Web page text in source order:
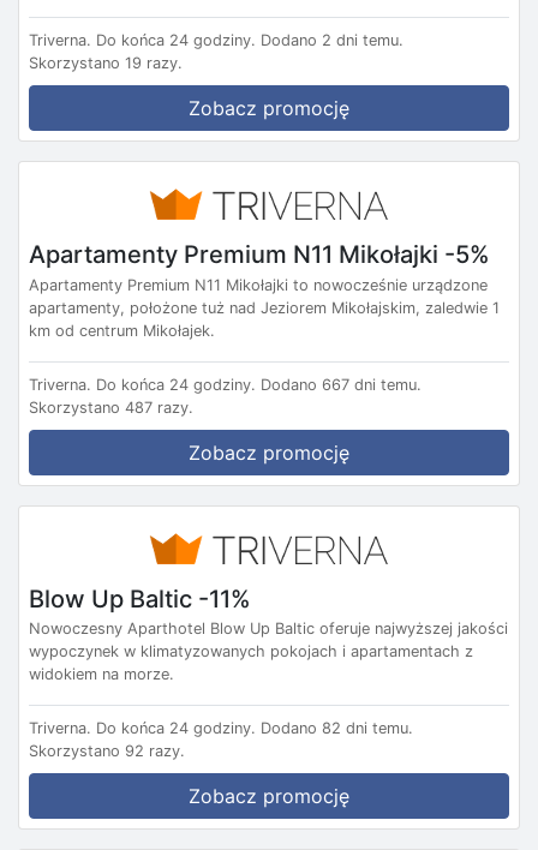
Triverna. Do końca 24 godziny. Dodano 2 dni temu.
Skorzystano 19 razy.
Zobacz promocję
Apartamenty Premium N11 Mikołajki -5%
Apartamenty Premium N11 Mikołajki to nowocześnie urządzone
apartamenty, położone tuż nad Jeziorem Mikołajskim, zaledwie 1
km od centrum Mikołajek.
Triverna. Do końca 24 godziny. Dodano 667 dni temu.
Skorzystano 487 razy.
Zobacz promocję
Blow Up Baltic -11%
Nowoczesny Aparthotel Blow Up Baltic oferuje najwyższej jakości
wypoczynek w klimatyzowanych pokojach i apartamentach z
widokiem na morze.
Triverna. Do końca 24 godziny. Dodano 82 dni temu.
Skorzystano 92 razy.
Zobacz promocję